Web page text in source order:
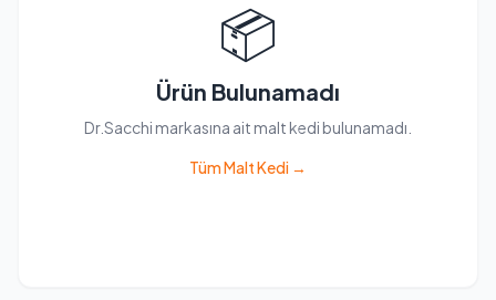
📦
Ürün Bulunamadı
Dr.Sacchi markasına ait malt kedi bulunamadı.
Tüm Malt Kedi →